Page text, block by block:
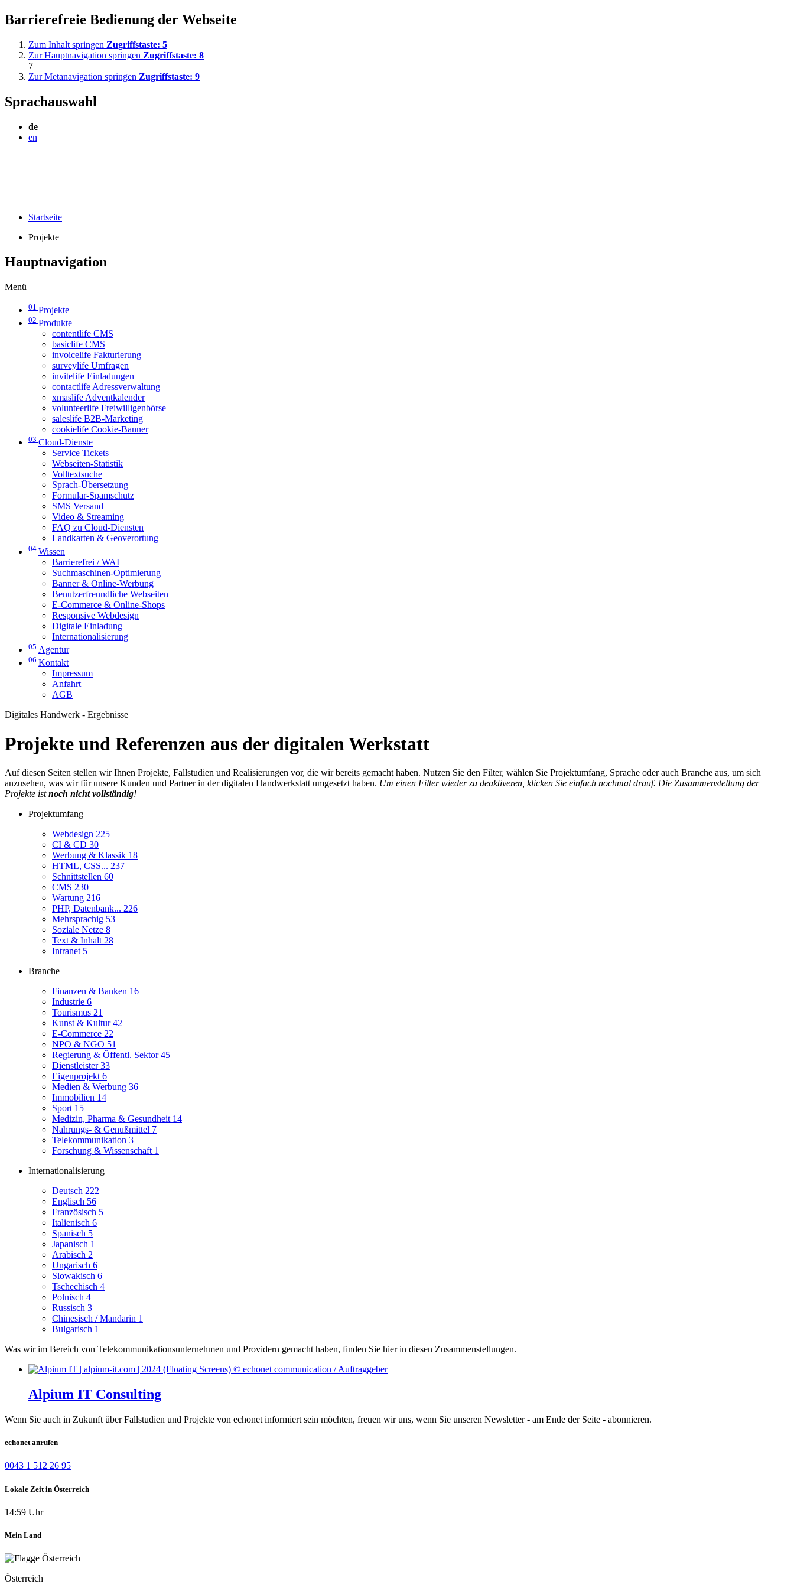
Barrierefreie Bedienung der Webseite
Zum Inhalt springen Zugriffstaste: 5
Zur Hauptnavigation springen Zugriffstaste: 8
7
Zur Metanavigation springen Zugriffstaste: 9
Sprachauswahl
de
en
Startseite
Projekte
Hauptnavigation
Menü
01 Projekte
02 Produkte
contentlife CMS
basiclife CMS
invoicelife Fakturierung
surveylife Umfragen
invitelife Einladungen
contactlife Adressverwaltung
xmaslife Adventkalender
volunteerlife Freiwilligenbörse
saleslife B2B-Marketing
cookielife Cookie-Banner
03 Cloud-Dienste
Service Tickets
Webseiten-Statistik
Volltextsuche
Sprach-Übersetzung
Formular-Spamschutz
SMS Versand
Video & Streaming
FAQ zu Cloud-Diensten
Landkarten & Geoverortung
04 Wissen
Barrierefrei / WAI
Suchmaschinen-Optimierung
Banner & Online-Werbung
Benutzerfreundliche Webseiten
E-Commerce & Online-Shops
Responsive Webdesign
Digitale Einladung
Internationalisierung
05 Agentur
06 Kontakt
Impressum
Anfahrt
AGB
Digitales Handwerk - Ergebnisse
Projekte und Referenzen aus der digitalen Werkstatt
Auf diesen Seiten stellen wir Ihnen Projekte, Fallstudien und Realisierungen vor, die wir bereits gemacht haben. Nutzen Sie den Filter, wählen Sie Projektumfang, Sprache oder auch Branche aus, um sich
anzusehen, was wir für unsere Kunden und Partner in der digitalen Handwerkstatt umgesetzt haben. Um einen Filter wieder zu deaktiveren, klicken Sie einfach nochmal drauf. Die Zusammenstellung der
Projekte istnoch nicht vollständig!
Projektumfang
Webdesign 225
CI & CD 30
Werbung & Klassik 18
HTML, CSS... 237
Schnittstellen 60
CMS 230
Wartung 216
PHP, Datenbank... 226
Mehrsprachig 53
Soziale Netze 8
Text & Inhalt 28
Intranet 5
Branche
Finanzen & Banken 16
Industrie 6
Tourismus 21
Kunst & Kultur42
E-Commerce 22
NPO & NGO 51
Regierung & Öffentl. Sektor45
Dienstleister33
Eigenprojekt 6
Medien & Werbung 36
Immobilien 14
Sport 15
Medizin, Pharma & Gesundheit 14
Nahrungs- & Genußmittel 7
Telekommunikation 3
Forschung & Wissenschaft 1
Internationalisierung
Deutsch 222
Englisch 56
Französisch 5
Italienisch 6
Spanisch 5
Japanisch 1
Arabisch 2
Ungarisch 6
Slowakisch 6
Tschechisch 4
Polnisch 4
Russisch 3
Chinesisch / Mandarin 1
Bulgarisch 1
Was wir im Bereich von Telekommunikationsunternehmen und Providern gemacht haben, finden Sie hier in diesen Zusammenstellungen.
Alpium IT Consulting
Wenn Sie auch in Zukunft über Fallstudien und Projekte von echonet informiert sein möchten, freuen wir uns, wenn Sie unseren Newsletter - am Ende der Seite - abonnieren.
echonet anrufen
0043 1 512 26 95
Lokale Zeit in Österreich
14:59 Uhr
Mein Land
Österreich